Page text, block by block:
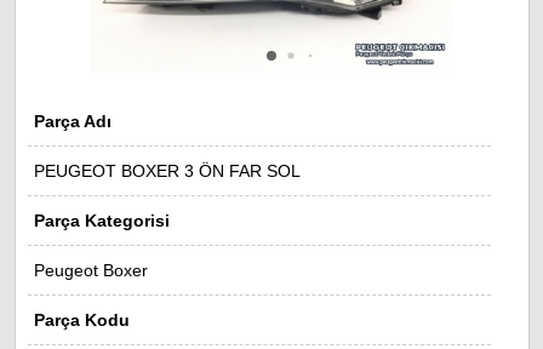
Parça Adı
PEUGEOT BOXER 3 ÖN FAR SOL
Parça Kategorisi
Peugeot Boxer
Parça Kodu